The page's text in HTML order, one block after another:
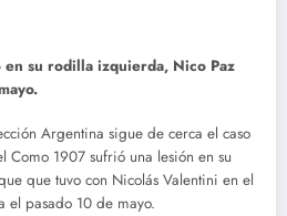
su rodilla izquierda, Nico Paz
Argentina sigue de cerca el caso
Como 1907 sufrió una lesión en su
que tuvo con Nicolás Valentini en el
el pasado 10 de mayo.